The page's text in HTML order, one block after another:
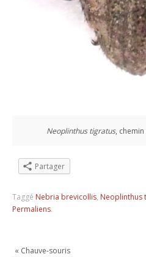
Neoplinthus tigratus,
Partager
Taggé Nebria brevicollis, Neoplinthus
Permaliens.
« Chauve-souris